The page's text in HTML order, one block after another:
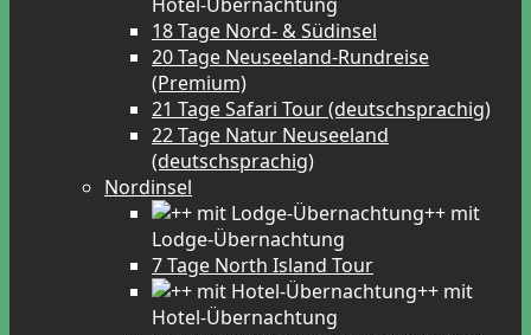
18 Tage Nord- & Südinsel
20 Tage Neuseeland-Rundreise
(Premium)
21 Tage Safari Tour (deutschsprachig)
22 Tage Natur Neuseeland
(deutschsprachig)
Nordinsel
++ mit
Lodge-Übernachtung
7 Tage North Island Tour
++ mit
Hotel-Übernachtung